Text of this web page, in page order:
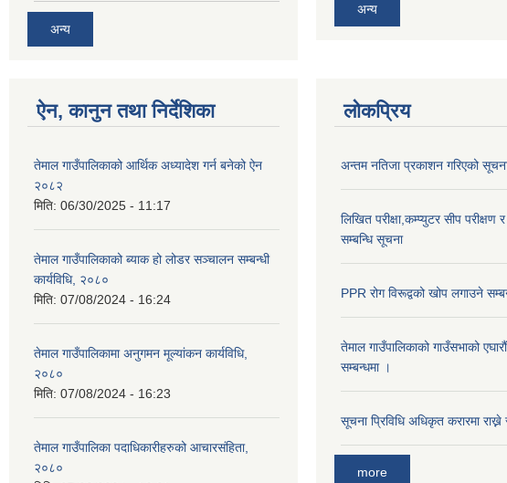
अन्य
अन्य
ऐन, कानुन तथा निर्देशिका
तेमाल गाउँपालिकाको आर्थिक अध्यादेश गर्न बनेको ऐन
२०८२
मिति: 06/30/2025 - 11:17
तेमाल गाउँपालिकाको ब्याक हो लोडर सञ्चालन सम्बन्धी
कार्यविधि, २०८०
मिति: 07/08/2024 - 16:24
तेमाल गाउँपालिकामा अनुगमन मूल्यांकन कार्यविधि,
२०८०
मिति: 07/08/2024 - 16:23
तेमाल गाउँपालिका पदाधिकारीहरुको आचारसंहिता,
२०८०
लोकप्रिय
अन्तम नतिजा प्रकाशन गरिएको
लिखित परीक्षा,कम्प्युटर सीप परीक्षण र
सम्बन्धि सूचना
PPR रोग विरूद्वको खोप लगाउने
तेमाल गाउँपालिकाको गाउँसभाको
सम्बन्धमा ।
सूचना प्रिविधि अधिकृत करारमा
more